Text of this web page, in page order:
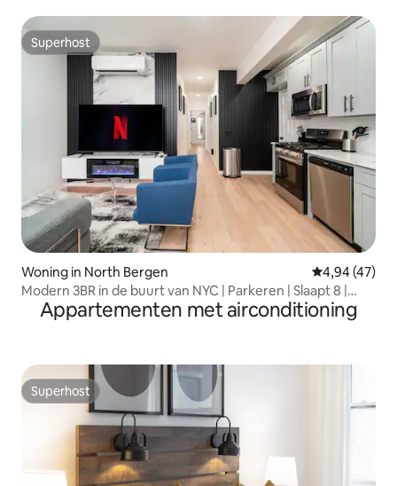
Superhost
Superhost
Woning in North Bergen Gemiddelde
4,94 (47)
Modern 3BR in de buurt van NYC | Parkeren | Slaapt 8 |
Familie
Appartementen met airconditioning
Superhost
Superhost